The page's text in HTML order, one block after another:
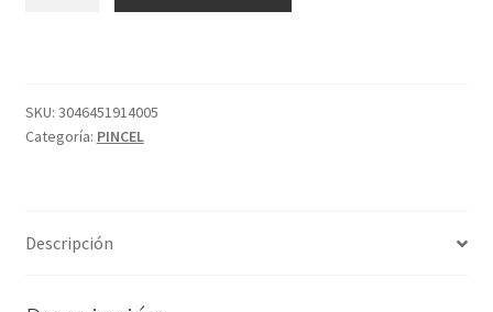
SKU: 3046451914005
Categoría: PINCEL
Descripción